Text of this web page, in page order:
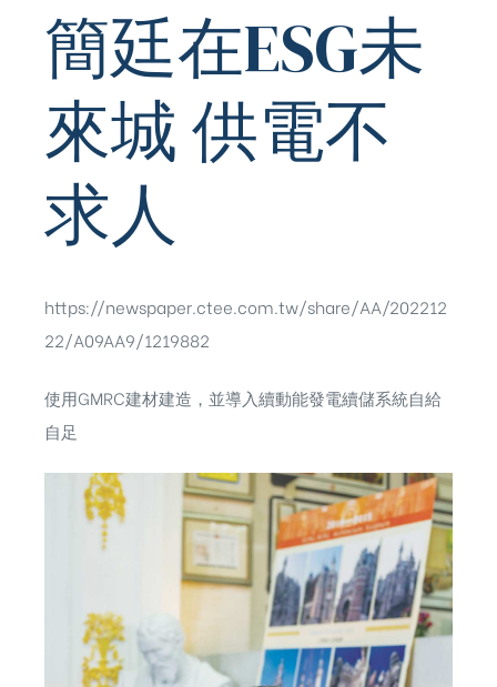
簡廷在ESG未
來城 供電不
求人
https://newspaper.ctee.com.tw/share/AA/202212
22/A09AA9/1219882
使用GMRC建材建造，並導入續動能發電續儲系統自給
自足